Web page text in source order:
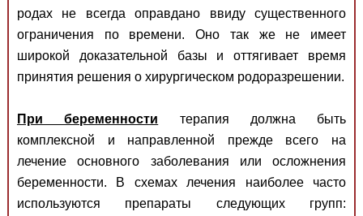
родах не всегда оправдано ввиду существенного
ограничения по времени. Оно так же не имеет
широкой доказательной базы и оттягивает время
принятия решения о хирургическом родоразрешении.
При беременности терапия должна быть
комплексной и направленной прежде всего на
лечение основного заболевания или осложнения
беременности. В схемах лечения наиболее часто
используются препараты следующих групп: